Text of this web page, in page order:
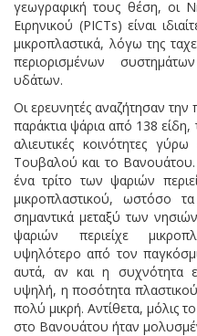
γεωγραφική τους θέση, οι
Ειρηνικού (PICTs) είναι
μικροπλαστικά, λόγω της
περιορισμένων
υδάτων.
Οι ερευνητές αναζήτησαν
παράκτια ψάρια από 138
αλιευτικές κοινότητες
Τουβαλού και το
ένα τρίτο των ψαριών
μικροπλαστικού, ωστόσο
σημαντικά μεταξύ των
ψαριών περιείχε
υψηλότερο από τον
αυτά, αν και η συχνότητα
υψηλή, η ποσότητα
πολύ μικρή. Αντίθετα, μόλις
στο Βανουάτου ήταν